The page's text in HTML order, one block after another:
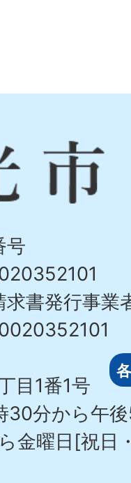
号
求書発行事業
目1番1号
30分から午
金曜日[祝日